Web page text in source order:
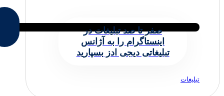
صفر تا صد تبلیغات در
اینستاگرام را به آژانس
تبلیغاتی دیجی ادز بسپارید
تبلیغات